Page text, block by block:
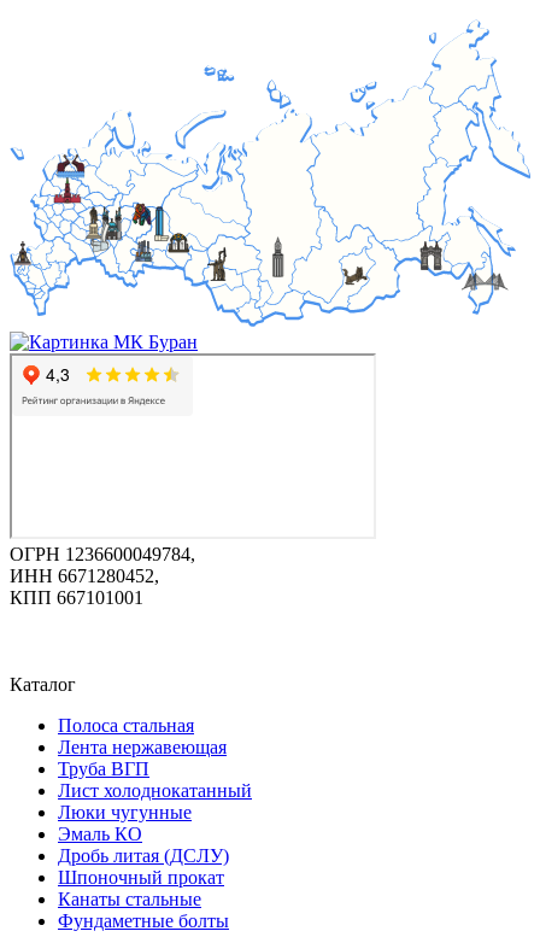
ОГРН 1236600049784,
ИНН 6671280452,
КПП 667101001
Каталог
Полоса стальная
Лента нержавеющая
Труба ВГП
Лист холоднокатанный
Люки чугунные
Эмаль КО
Дробь литая (ДСЛУ)
Шпоночный прокат
Канаты стальные
Фундаметные болты